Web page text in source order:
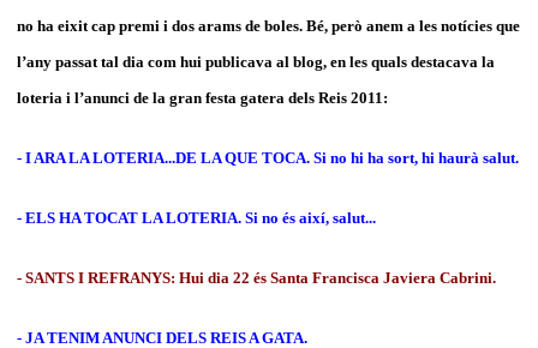
no ha eixit cap premi i dos arams de boles. Bé, però anem a les notícies que
l’any passat tal dia com hui publicava al blog, en les quals destacava la
loteria i l’anunci de la gran festa gatera dels Reis 2011:
- I ARA LA LOTERIA...DE LA QUE TOCA. Si no hi ha sort, hi haurà salut.
- ELS HA TOCAT LA LOTERIA. Si no és així, salut...
- SANTS I REFRANYS: Hui dia 22 és Santa Francisca Javiera Cabrini.
- JA TENIM ANUNCI DELS REIS A GATA.